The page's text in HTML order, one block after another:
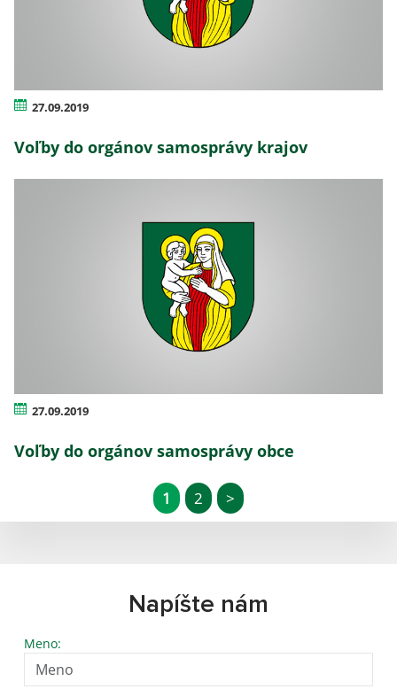
27.09.2019
Voľby do orgánov samosprávy krajov
27.09.2019
Voľby do orgánov samosprávy obce
1 2 >
Napíšte nám
Meno: